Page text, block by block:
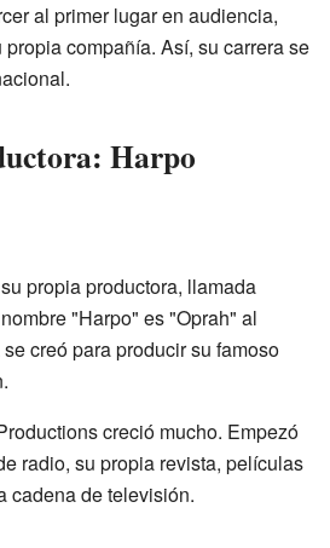
al primer lugar en audiencia,
compañía. Así, su carrera se
Harpo
propia productora, llamada
"Harpo" es "Oprah" al
creó para producir su famoso
creció mucho. Empezó
radio, su propia revista, películas
cadena de televisión.